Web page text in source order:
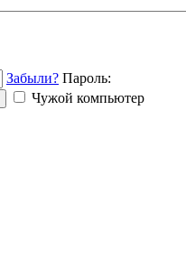
Забыли? Пароль:
Чужой компьютер